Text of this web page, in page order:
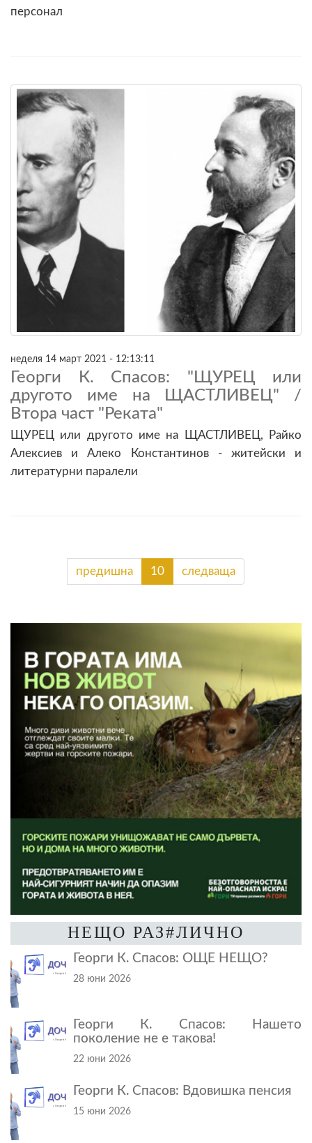
персонал
неделя 14 март 2021 - 12:13:11
Георги К. Спасов: "ЩУРЕЦ или
другото име на ЩАСТЛИВЕЦ" /
Втора част "Реката"
ЩУРЕЦ или другото име на ЩАСТЛИВЕЦ, Райко
Алексиев и Алеко Константинов - житейски и
литературни паралели
предишна 10 следваща
НЕЩО РАЗ#ЛИЧНО
Георги К. Спасов: ОЩЕ НЕЩО?
28 юни 2026
Георги К. Спасов: Нашето
поколение не е такова!
22 юни 2026
Георги К. Спасов: Вдовишка пенсия
15 юни 2026